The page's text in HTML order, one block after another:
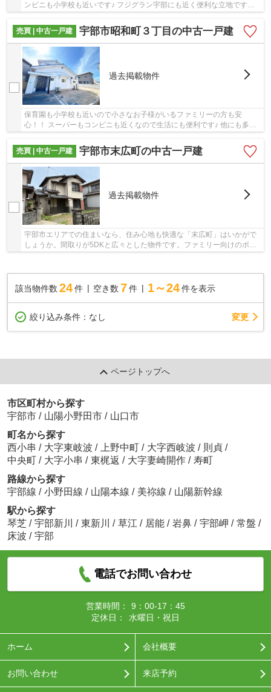
ンビニも小学校も近いです♪ フジグラン宇部にも近く便利な立地です。
売買 | 中古一戸建
宇部市昭和町３丁目の中古一戸建
過去掲載物件
保育園も小学校も近いので小さなお子様がいるファミリーの方も安
心！！ スーパーもコンビニも近くなので生活にも便利です♪ 他にも多数
売買 | 中古一戸建
宇部市末広町の中古一戸建
過去掲載物件
宇部市エリアでの住まいなら、住み心地も快適な「末広町」はいかがで
しょうか。間取りが5DKと広々とした物件です。ファミリー向けのポイ
該当物件数 24件 空き数 7 件 1～24 件を表示
絞り込み条件： なし 変更
ページトップへ
市区町村から探す
宇部市 / 山陽小野田市 / 山口市
町名から探す
西小串 / 大字東岐波 / 上野中町 / 大字西岐波 / 則貞 /
中央町 / 大字小串 / 東梶返 / 大字妻崎開作 / 寿町
路線から探す
宇部線 / 小野田線 / 山陽本線 / 美祢線 / 山陽新幹線
駅から探す
琴芝 / 宇部新川 / 東新川 / 草江 / 居能 / 岩鼻 / 宇部岬 / 常盤 /
床波 / 宇部
電話でお問い合わせ
営業時間：
9：00-17：45
定休日：
水曜日・祝日
ホーム 会社概要
お問い合わせ 来店予約